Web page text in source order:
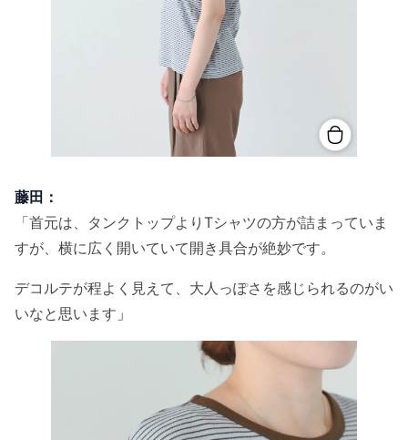
藤田：
「首元は、タンクトップよりTシャツの方が詰まっていま
すが、横に広く開いていて開き具合が絶妙です。
デコルテが程よく見えて、大人っぽさを感じられるのがい
いなと思います 」